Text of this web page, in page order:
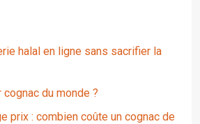
halal en ligne sans sacrifier la
du monde ?
prix : combien coûte un cognac de